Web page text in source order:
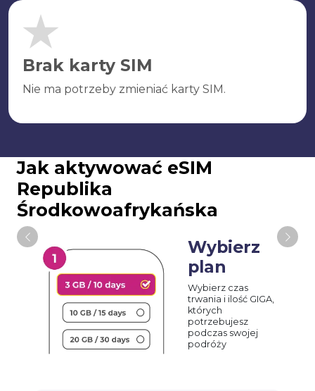
Brak karty SIM
Nie ma potrzeby zmieniać karty SIM.
Jak aktywować eSIM
Republika
Środkowoafrykańska
Wybierz
plan
Wybierz czas
trwania i ilość GIGA,
których
potrzebujesz
podczas swojej
podróży